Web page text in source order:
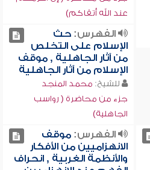
عند الله أتقاكم)
الفهرس:حث
الإسلام على التخلص
من آثار الجاهلية , موقف
الإسلام من آثار الجاهلية
للشيخ: محمد المنجد
جزء من محاضرة ( رواسب
الجاهلية)
الفهرس:موقف
الانهزاميين من الأفكار
والأنظمة الغربية , انحراف